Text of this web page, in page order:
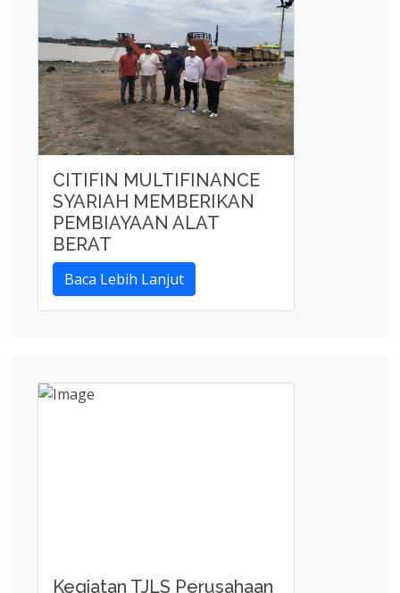
CITIFIN MULTIFINANCE
SYARIAH MEMBERIKAN
PEMBIAYAAN ALAT
BERAT
Baca Lebih Lanjut